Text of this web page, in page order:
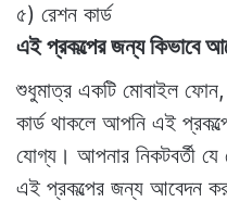
৫) রেশন কার্ড
এই প্রকল্পের জন্য কিভাবে
শুধুমাত্র একটি মোবাইল ফোন,
কার্ড থাকলে আপনি এই
যোগ্য। আপনার নিকটবর্তী
এই প্রকল্পের জন্য আবেদন